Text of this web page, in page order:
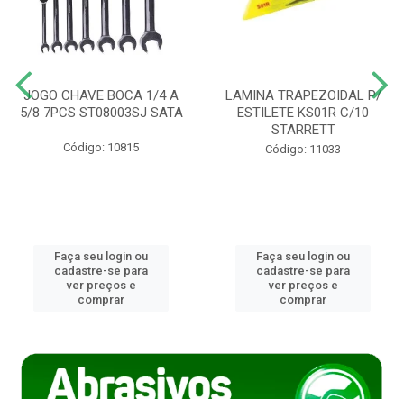
JOGO CHAVE BOCA 1/4 A
5/8 7PCS ST08003SJ SATA
Código: 10815
Faça seu login ou
cadastre-se para
ver preços e
comprar
LAMINA TRAPEZOIDAL P/
ESTILETE KS01R C/10
STARRETT
Código: 11033
Faça seu login ou
cadastre-se para
ver preços e
comprar